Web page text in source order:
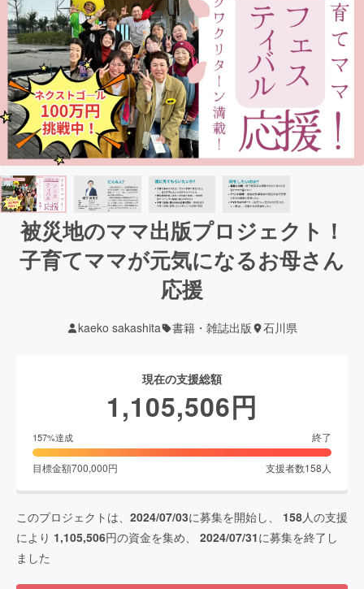
被災地のママ出版プロジェクト！
子育てママが元気になるお母さん
応援
kaeko sakashita 書籍・雑誌出版 石川県
現在の支援総額
1,105,506円
157%達成 終了
目標金額700,000円 支援者数158 人
このプロジェクトは、 2024/07/03に募集を開始し、 158人の支援
により 1,105,506円の資金を集め、 2024/07/31に募集を終了し
ました